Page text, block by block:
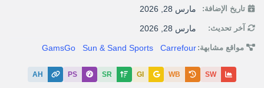
تاريخ الإضافة: مارس 28, 2026
آخر تحديث: مارس 28, 2026
مواقع مشابهة: GamsGo Sun & Sand Sports Carrefour
SW
WB
GI
SR
PS
AH